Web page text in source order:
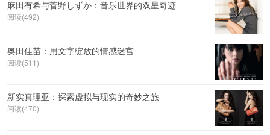
麻田有希与菅野しずか：音乐世界的双星奇迹
阅读(492)
奥田佳苗：用文字绽放的情感迷宫
阅读(511)
新实真理亚：探索虚拟与现实的奇妙之旅
阅读(470)